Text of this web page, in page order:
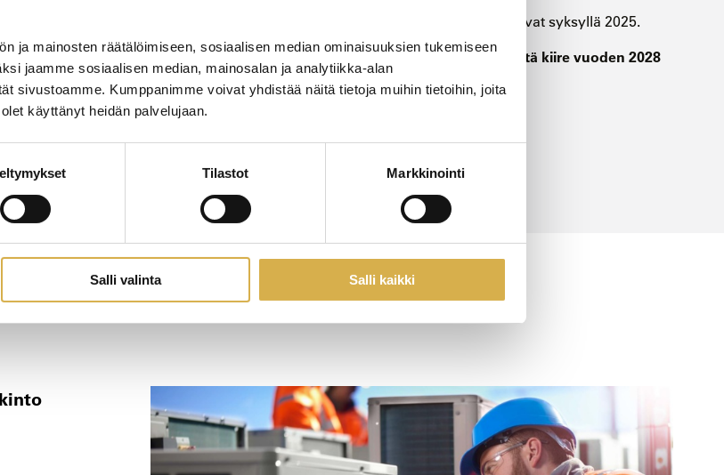
ja mainosten räätälöimiseen, sosiaalisen median ominaisuuksien tukemiseen
jaamme sosiaalisen median, mainosalan ja analytiikka-alan
sivustoamme. Kumppanimme voivat yhdistää näitä tietoja muihin tietoihin, joita
käyttänyt heidän palvelujaan.
Tilastot Markkinointi
Salli valinta Salli kaikki
työmaanäytöllätaioppilaitosnäytöllä,
ei vielä käsitellä hiilivetyjä.
ja lainsäädäntöosaaminen
teoriakokeella
Ensimmäiset koulutukset alkavat syksyllä 2025.
Tartu ajoissa toimeen – vältä kiire vuoden 2028
lopussa!